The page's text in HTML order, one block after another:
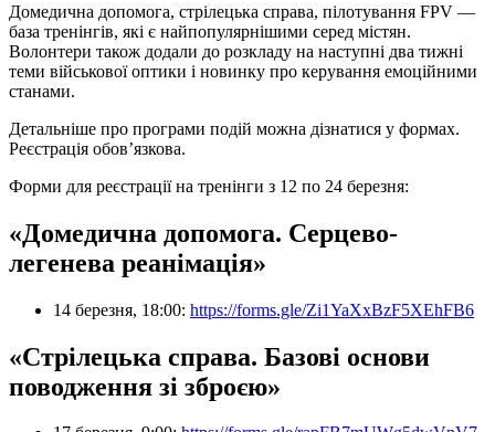
Домедична допомога, стрілецька справа, пілотування FPV —
база тренінгів, які є найпопулярнішими серед містян.
Волонтери також додали до розкладу на наступні два тижні
теми військової оптики і новинку про керування емоційними
станами.
Детальніше про програми подій можна дізнатися у формах.
Реєстрація обов’язкова.
Форми для реєстрації на тренінги з 12 по 24 березня:
«Домедична допомога. Серцево-
легенева реанімація»
14 березня, 18:00: https://forms.gle/Zi1YaXxBzF5XEhFB6
«Стрілецька справа. Базові основи
поводження зі зброєю»